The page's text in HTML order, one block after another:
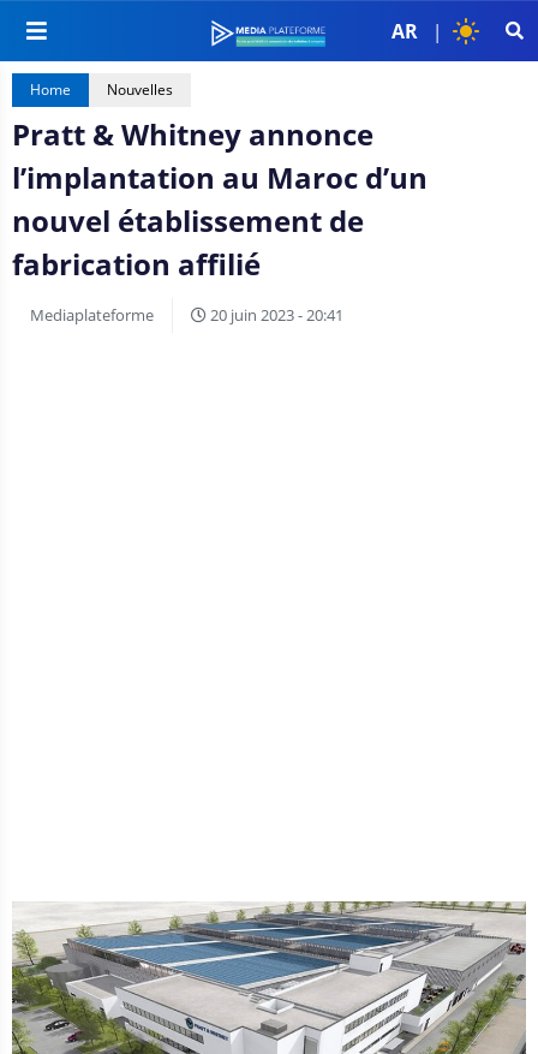
AR |
Home Nouvelles
Pratt & Whitney annonce
l’implantation au Maroc d’un
nouvel établissement de
fabrication affilié
Mediaplateforme 20 juin 2023 - 20:41